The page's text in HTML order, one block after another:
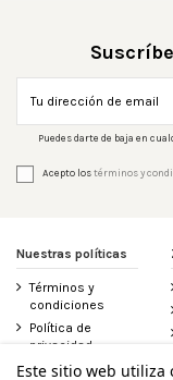
Puedes darte de baja en
Acepto lostérminos y
Nuestras políticas
Términos y
condiciones
Política de
privacidad
Aviso legal
Este sitio web utiliza